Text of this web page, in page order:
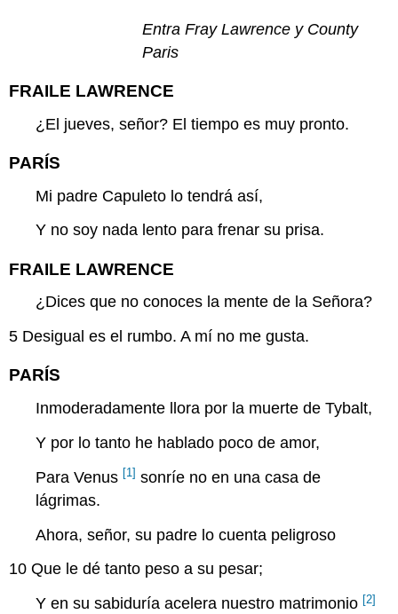
Entra Fray Lawrence y County
Paris
FRAILE LAWRENCE
¿El jueves, señor? El tiempo es muy pronto.
PARÍS
Mi padre Capuleto lo tendrá así,
Y no soy nada lento para frenar su prisa.
FRAILE LAWRENCE
¿Dices que no conoces la mente de la Señora?
5 Desigual es el rumbo. A mí no me gusta.
PARÍS
Inmoderadamente llora por la muerte de Tybalt,
Y por lo tanto he hablado poco de amor,
Para Venus [1] sonríe no en una casa de
lágrimas.
Ahora, señor, su padre lo cuenta peligroso
10 Que le dé tanto peso a su pesar;
Y en su sabiduría acelera nuestro matrimonio [2]